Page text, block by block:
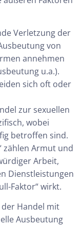
Verletzung der
von
annehmen
u.a.).
sich oft oder
zur sexuellen
wobei
betroffen sind.
zählen Armut und
Arbeit,
Dienstleistungen
Faktor“ wirkt.
Handel mit
Ausbeutung